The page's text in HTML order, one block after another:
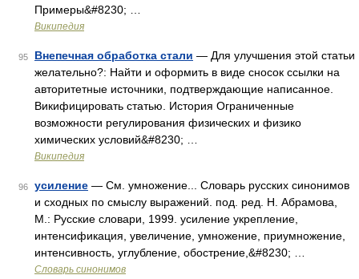
Примеры&#8230; …
Википедия
95 Внепечная обработка стали — Для улучшения этой статьи
желательно?: Найти и оформить в виде сносок ссылки на
авторитетные источники, подтверждающие написанное.
Викифицировать статью. История Ограниченные
возможности регулирования физических и физико
химических условий&#8230; …
Википедия
96 усиление — См. умножение... Словарь русских синонимов
и сходных по смыслу выражений. под. ред. Н. Абрамова,
М.: Русские словари, 1999. усиление укрепление,
интенсификация, увеличение, умножение, приумножение,
интенсивность, углубление, обострение,&#8230; …
Словарь синонимов